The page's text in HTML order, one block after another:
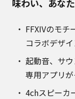
味わい、あな
FFXIVのモチ
コラボデザ
起動音、サ
専用アプリ
4chスピーカ